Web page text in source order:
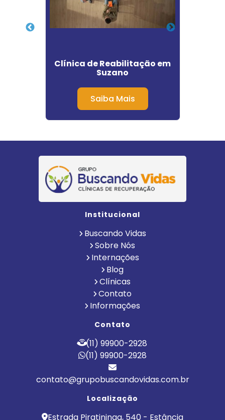
Clínica de Reabilitação em
Suzano
Saiba Mais
Institucional
Buscando Vidas
Sobre Nós
Internações
Blog
Clínicas
Contato
Informações
Contato
(11) 99900-2928
(11) 99900-2928
contato@grupobuscandovidas.com.br
Localização
Estrada Piratininga, 540 - Estância